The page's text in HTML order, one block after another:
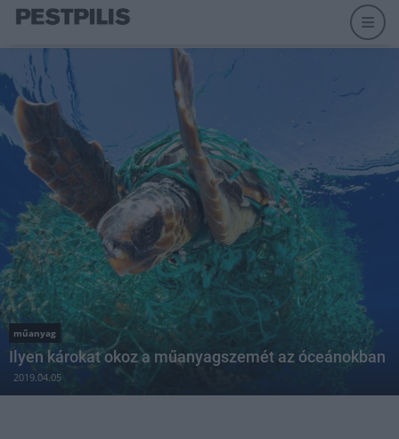
műanyag
Ilyen károkat okoz a műanyagszemét az óceánokban
2019.04.05